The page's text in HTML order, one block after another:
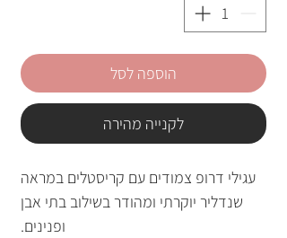
הוספה לסל
לקנייה מהירה
עגילי דרופ צמודים עם קריסטלים במראה
שנדליר יוקרתי ומהודר בשילוב בתי אבן
ופנינים.